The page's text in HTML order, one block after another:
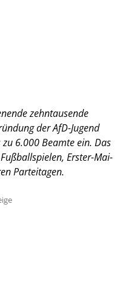
zehntausende
der AfD-Jugend
6.000 Beamte ein. Das
Erster-Mai-
Parteitagen.